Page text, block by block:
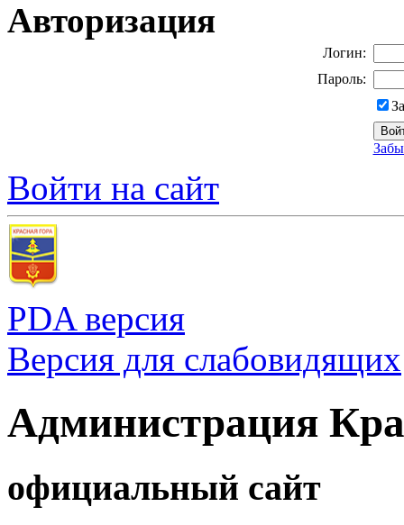
Авторизация
Логин:
Пароль:
Войти на сайт
PDA версия
Версия для слабовидящих
Администрация
официальный сайт